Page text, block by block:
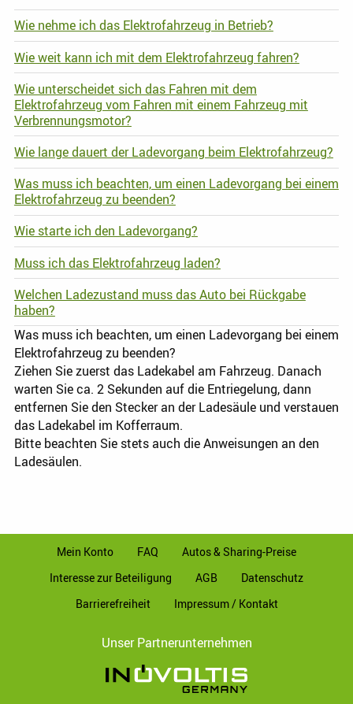
Wie nehme ich das Elektrofahrzeug in Betrieb?
Wie weit kann ich mit dem Elektrofahrzeug fahren?
Wie unterscheidet sich das Fahren mit dem
Elektrofahrzeug vom Fahren mit einem Fahrzeug mit
Verbrennungsmotor?
Wie lange dauert der Ladevorgang beim Elektrofahrzeug?
Was muss ich beachten, um einen Ladevorgang bei einem
Elektrofahrzeug zu beenden?
Wie starte ich den Ladevorgang?
Muss ich das Elektrofahrzeug laden?
Welchen Ladezustand muss das Auto bei Rückgabe
haben?
Was muss ich beachten, um einen Ladevorgang bei einem
Elektrofahrzeug zu beenden?
Ziehen Sie zuerst das Ladekabel am Fahrzeug. Danach
warten Sie ca. 2 Sekunden auf die Entriegelung, dann
entfernen Sie den Stecker an der Ladesäule und verstauen
das Ladekabel im Kofferraum.
Bitte beachten Sie stets auch die Anweisungen an den
Ladesäulen.
Mein Konto FAQ
Autos & Sharing-Preise
Interesse zur Beteiligung
AGB
Datenschutz
Barrierefreiheit
Impressum / Kontakt
Unser Partnerunternehmen